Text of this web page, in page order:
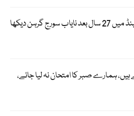
برطانیہ اور آئرلینڈ میں 27 سال بعد نایاب سورج گرہن دیکھا
ہمارے صبر کا امتحان نہ لیا جائے،